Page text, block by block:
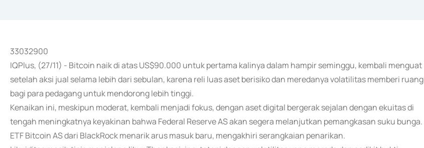
33032900
IQPlus, (27/11) - Bitcoin naik di atas US$90.000 untuk pertama kalinya dalam hampir seminggu, kembali menguat
setelah aksi jual selama lebih dari sebulan, karena reli luas aset berisiko dan meredanya volatilitas memberi ruang
bagi para pedagang untuk mendorong lebih tinggi.
Kenaikan ini, meskipun moderat, kembali menjadi fokus, dengan aset digital bergerak sejalan dengan ekuitas di
tengah meningkatnya keyakinan bahwa Federal Reserve AS akan segera melanjutkan pemangkasan suku bunga.
ETF Bitcoin AS dari BlackRock menarik arus masuk baru, mengakhiri serangkaian penarikan.